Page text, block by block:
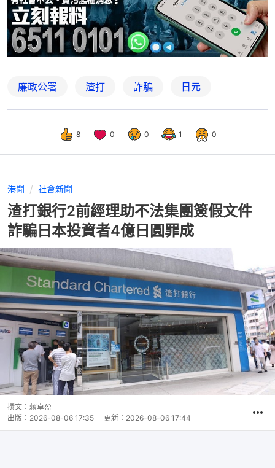
廉政公署 渣打 詐騙 日元
8 0 0 1 0
港聞 社會新聞
渣打銀行2前經理助不法集團簽假文件
詐騙日本投資者4億日圓罪成
撰文： 賴卓盈
出版： 2026-08-06 17:35 更新： 2026-08-06 17:44